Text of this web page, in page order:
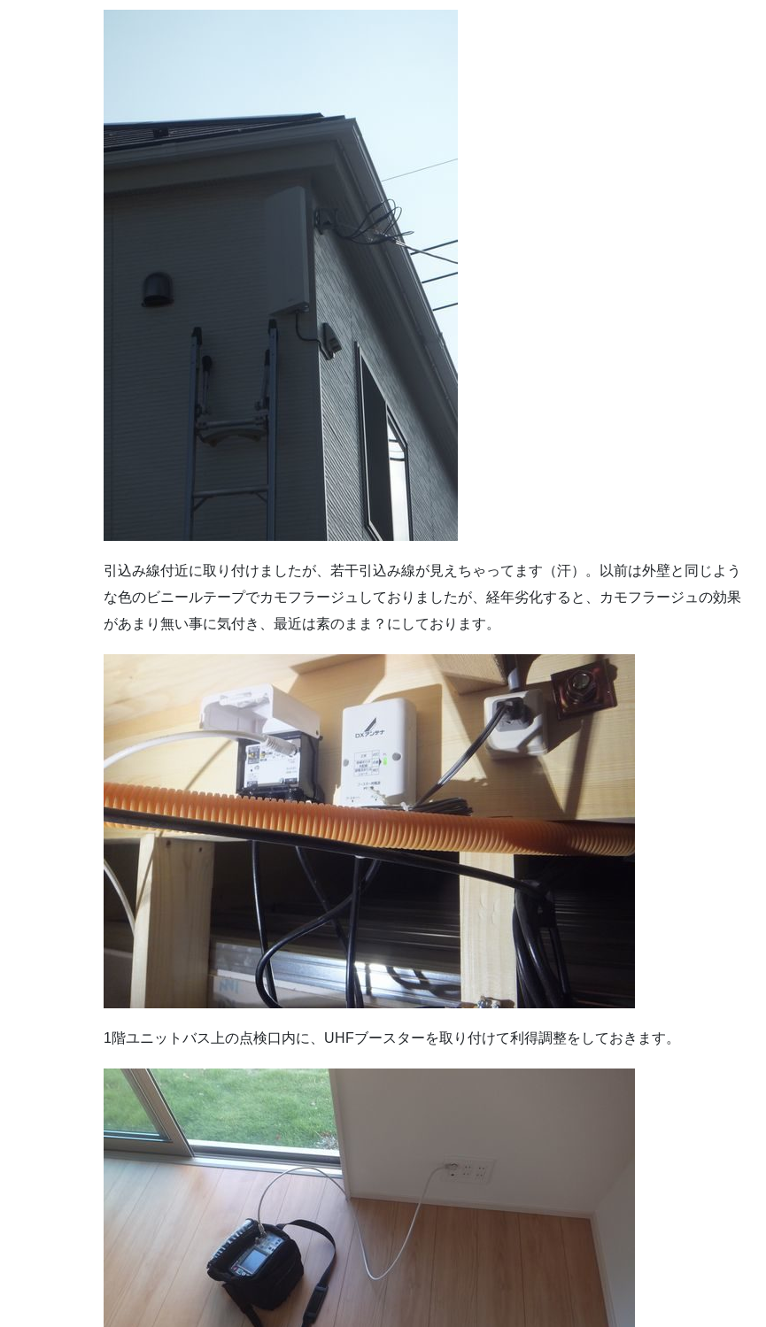
引込み線付近に取り付けましたが、若干引込み線が見えちゃってます（汗）。以前は外壁と同じよう
な色のビニールテープでカモフラージュしておりましたが、経年劣化すると、カモフラージュの効果
があまり無い事に気付き、最近は素のまま？にしております。
1階ユニットバス上の点検口内に、UHFブースターを取り付けて利得調整をしておきます。